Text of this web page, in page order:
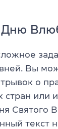
Дню
Вы
о
стран или
Святого
текст